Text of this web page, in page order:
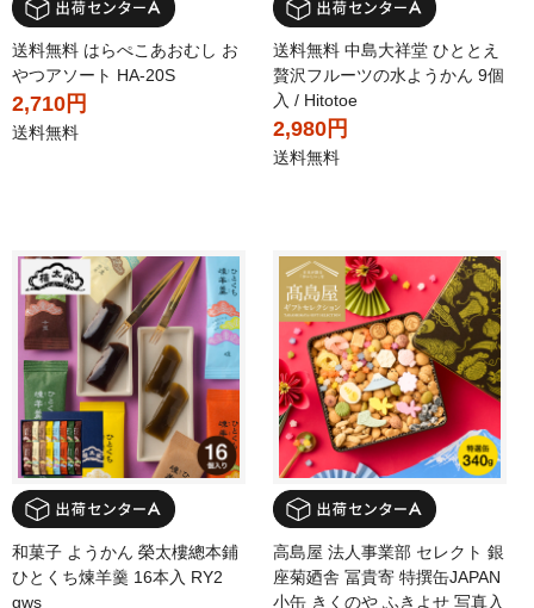
送料無料 はらぺこあおむし お
やつアソート HA-20S
2,710円
送料無料
送料無料 中島大祥堂 ひととえ
贅沢フルーツの水ようかん 9個
入 / Hitotoe
2,980円
送料無料
和菓子 ようかん 榮太樓總本鋪
ひとくち煉羊羹 16本入 RY2
gws
高島屋 法人事業部 セレクト 銀
座菊廼舎 冨貴寄 特撰缶JAPAN
小缶 きくのや ふきよせ 写真入